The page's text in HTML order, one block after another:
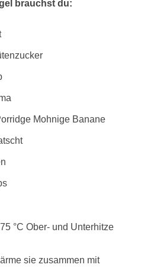
brauchst du:
Mohnige Banane
°C Ober- und Unterhitze
sie zusammen mit